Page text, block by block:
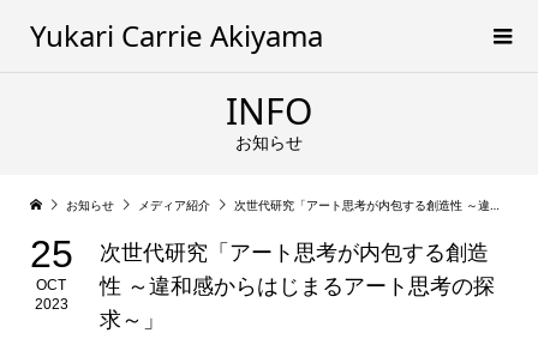
Yukari Carrie Akiyama
INFO
お知らせ
お知らせ メディア紹介 次世代研究「アート思考が内包する創造性 ～違和感からはじまるアート思考の探求～」
25
OCT
2023
次世代研究「アート思考が内包する創造
性 ～違和感からはじまるアート思考の探
求～」